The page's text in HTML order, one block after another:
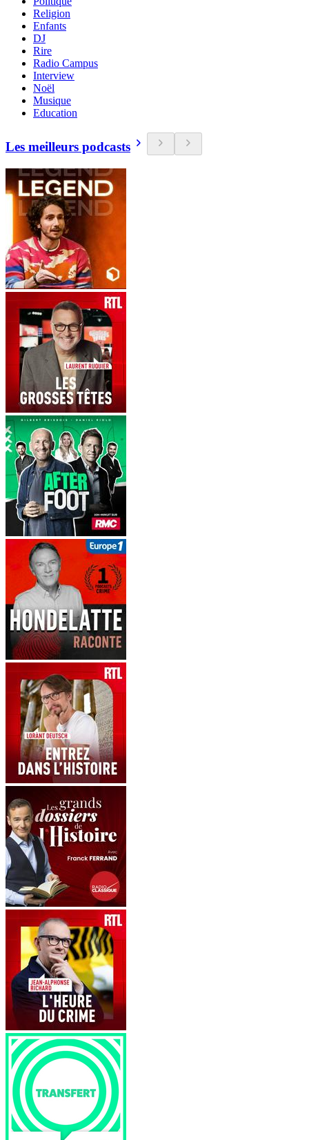
Religion
Enfants
DJ
Rire
Radio Campus
Interview
Noël
Musique
Education
Les meilleurs podcasts